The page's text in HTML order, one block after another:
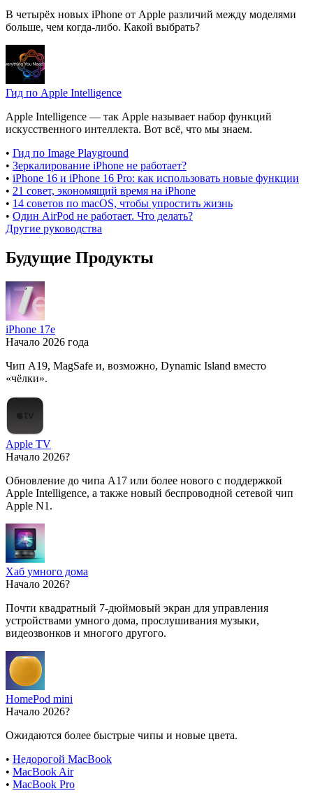
В четырёх новых iPhone от Apple различий между моделями
больше, чем когда-либо. Какой выбрать?
Гид по Apple Intelligence
Apple Intelligence — так Apple называет набор функций
искусственного интеллекта. Вот всё, что мы знаем.
• Гид по Image Playground
• Зеркалирование iPhone не работает?
• iPhone 16 и iPhone 16 Pro: как использовать новые функции
• 21 совет, экономящий время на iPhone
• 14 советов по macOS, чтобы упростить жизнь
• Один AirPod не работает. Что делать?
Другие руководства
Будущие Продукты
iPhone 17e
Начало 2026 года
Чип A19, MagSafe и, возможно, Dynamic Island вместо
«чёлки».
Apple TV
Начало 2026?
Обновление до чипа A17 или более нового с поддержкой
Apple Intelligence, а также новый беспроводной сетевой чип
Apple N1.
Хаб умного дома
Начало 2026?
Почти квадратный 7-дюймовый экран для управления
устройствами умного дома, прослушивания музыки,
видеозвонков и многого другого.
HomePod mini
Начало 2026?
Ожидаются более быстрые чипы и новые цвета.
• Недорогой MacBook
• MacBook Air
• MacBook Pro